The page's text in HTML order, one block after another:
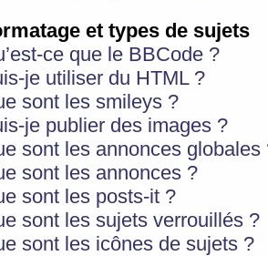
et types de sujets
ce que le BBCode ?
je utiliser du HTML ?
sont les smileys ?
je publier des images ?
sont les annonces globales
sont les annonces ?
sont les posts-it ?
sont les sujets verrouillés ?
sont les icônes de sujets ?